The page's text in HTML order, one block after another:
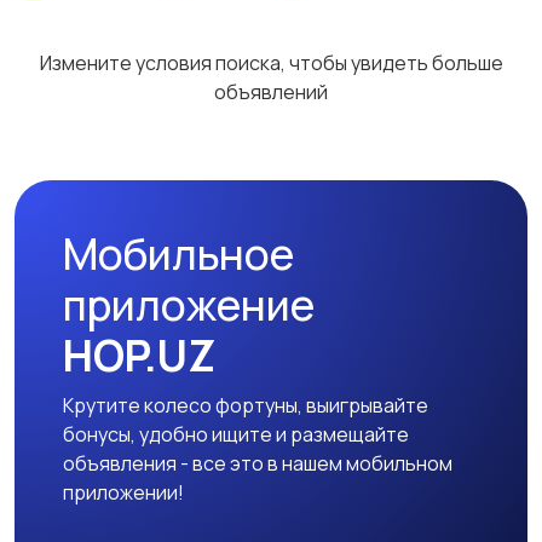
Спортивная одежда2 Футболки и поло11
Измените условия поиска, чтобы увидеть больше
объявлений
Мобильное
приложение
HOP.UZ
Крутите колесо фортуны, выигрывайте
бонусы, удобно ищите и размещайте
объявления - все это в нашем мобильном
приложении!